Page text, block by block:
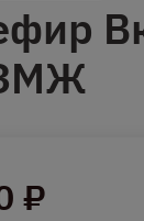
₽